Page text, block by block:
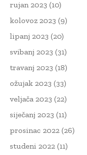
rujan 2023 (10)
kolovoz 2023 (9)
lipanj 2023 (20)
svibanj 2023 (31)
travanj 2023 (18)
ožujak 2023 (33)
veljača 2023 (22)
siječanj 2023 (11)
prosinac 2022 (26)
studeni 2022 (11)